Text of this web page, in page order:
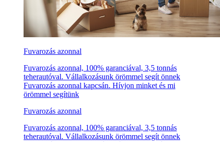
Fuvarozás azonnal
Fuvarozás azonnal, 100% garanciával, 3,5 tonnás
teherautóval. Vállalkozásunk örömmel segít önnek
Fuvarozás azonnal kapcsán. Hívjon minket és mi
örömmel segítünk
Fuvarozás azonnal
Fuvarozás azonnal, 100% garanciával, 3,5 tonnás
teherautóval. Vállalkozásunk örömmel segít önnek